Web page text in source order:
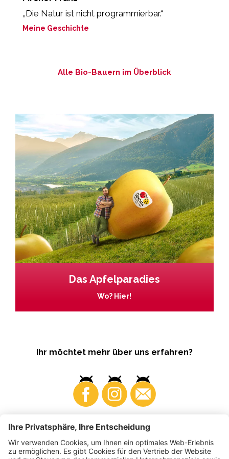
„Die Natur ist nicht programmierbar.“
Meine Geschichte
Alle Bio-Bauern im Überblick
Das Apfelparadies
Wo? Hier!
Ihr möchtet mehr über uns erfahren?
Business Produzenten